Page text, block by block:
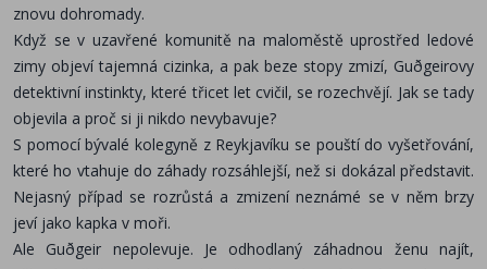
znovu dohromady.
Když se v uzavřené komunitě na maloměstě uprostřed ledové
zimy objeví tajemná cizinka, a pak beze stopy zmizí, Guðgeirovy
detektivní instinkty, které třicet let cvičil, se rozechvějí. Jak se tady
objevila a proč si ji nikdo nevybavuje?
S pomocí bývalé kolegyně z Reykjavíku se pouští do vyšetřování,
které ho vtahuje do záhady rozsáhlejší, než si dokázal představit.
Nejasný případ se rozrůstá a zmizení neznámé se v něm brzy
jeví jako kapka v moři.
Ale Guðgeir nepolevuje. Je odhodlaný záhadnou ženu najít,